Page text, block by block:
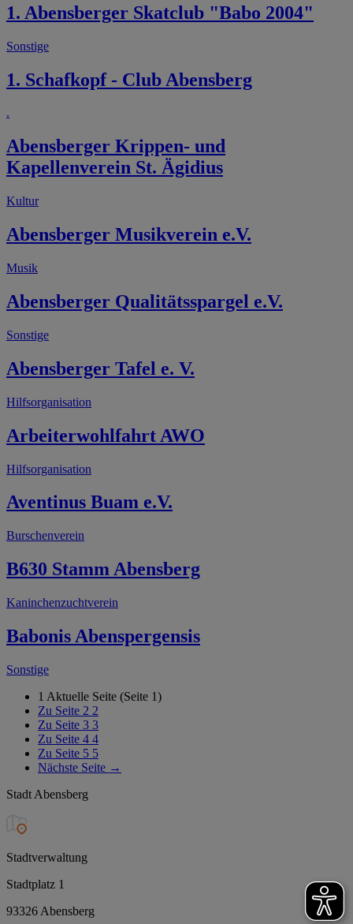
1. Abensberger Skatclub "Babo 2004"
Sonstige
1. Schafkopf - Club Abensberg
.
Abensberger Krippen- und
Kapellenverein St. Ägidius
Kultur
Abensberger Musikverein e.V.
Musik
Abensberger Qualitätsspargel e.V.
Sonstige
Abensberger Tafel e. V.
Hilfsorganisation
Arbeiterwohlfahrt AWO
Hilfsorganisation
Aventinus Buam e.V.
Burschenverein
B630 Stamm Abensberg
Kaninchenzuchtverein
Babonis Abenspergensis
Sonstige
1 Aktuelle Seite (Seite 1)
Zu Seite 2 2
Zu Seite 3 3
Zu Seite 4 4
Zu Seite 5 5
Nächste Seite →
Stadt Abensberg
Stadtverwaltung
Stadtplatz 1
93326 Abensberg